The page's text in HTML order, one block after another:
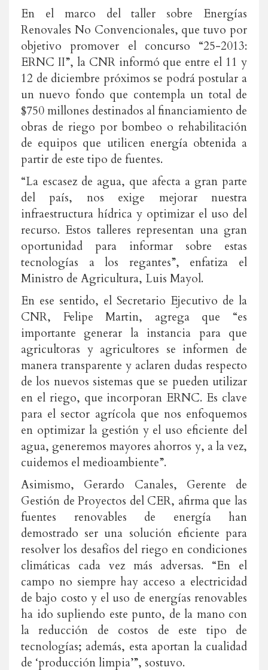
En el marco del taller sobre Energías
Renovales No Convencionales, que tuvo por
objetivo promover el concurso “25-2013:
ERNC II”, la CNR informó que entre el 11 y
12 de diciembre próximos se podrá postular a
un nuevo fondo que contempla un total de
$750 millones destinados al financiamiento de
obras de riego por bombeo o rehabilitación
de equipos que utilicen energía obtenida a
partir de este tipo de fuentes.
“La escasez de agua, que afecta a gran parte
del país, nos exige mejorar nuestra
infraestructura hídrica y optimizar el uso del
recurso. Estos talleres representan una gran
oportunidad para informar sobre estas
tecnologías a los regantes”, enfatiza el
Ministro de Agricultura, Luis Mayol.
En ese sentido, el Secretario Ejecutivo de la
CNR, Felipe Martin, agrega que “es
importante generar la instancia para que
agricultoras y agricultores se informen de
manera transparente y aclaren dudas respecto
de los nuevos sistemas que se pueden utilizar
en el riego, que incorporan ERNC. Es clave
para el sector agrícola que nos enfoquemos
en optimizar la gestión y el uso eficiente del
agua, generemos mayores ahorros y, a la vez,
cuidemos el medioambiente”.
Asimismo, Gerardo Canales, Gerente de
Gestión de Proyectos del CER, afirma que las
fuentes renovables de energía han
demostrado ser una solución eficiente para
resolver los desafíos del riego en condiciones
climáticas cada vez más adversas. “En el
campo no siempre hay acceso a electricidad
de bajo costo y el uso de energías renovables
ha ido supliendo este punto, de la mano con
la reducción de costos de este tipo de
tecnologías; además, esta aportan la cualidad
de ‘producción limpia’”, sostuvo.